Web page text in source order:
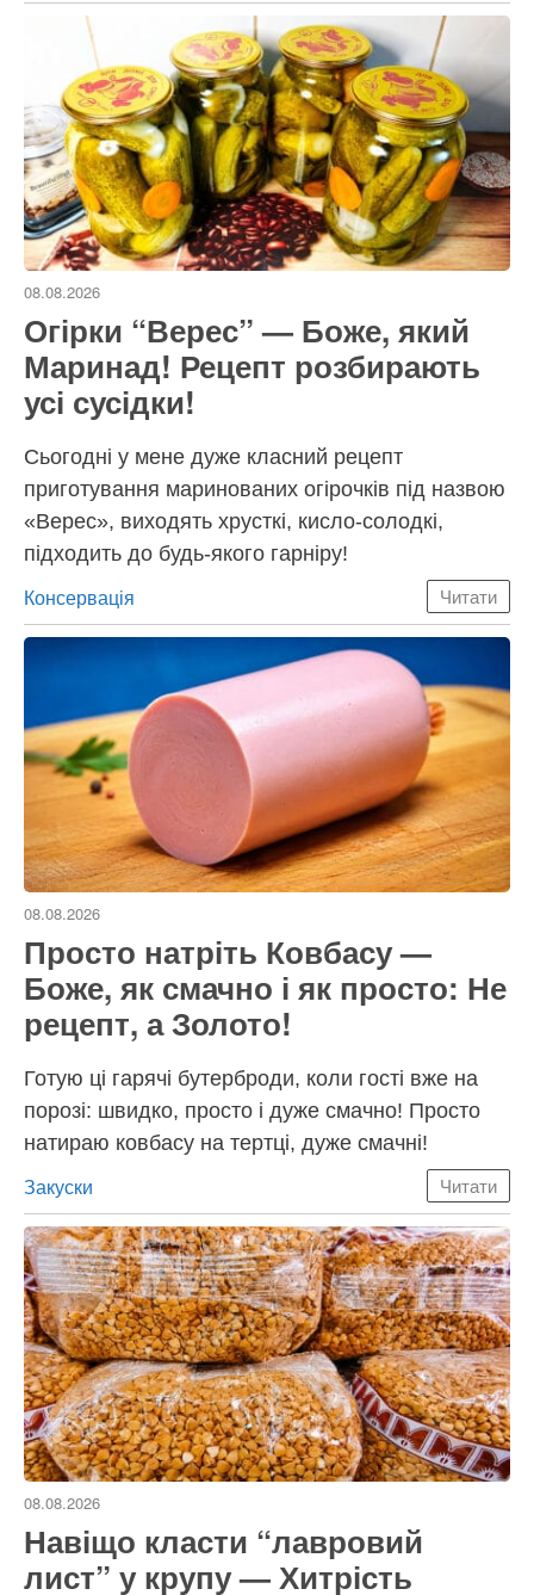
08.08.2026
Огірки “Верес” — Боже, який
Маринад! Рецепт розбирають
усі сусідки!
Сьогодні у мене дуже класний рецепт
приготування маринованих огірочків під назвою
«Верес», виходять хрусткі, кисло-солодкі,
підходить до будь-якого гарніру!
Категорії
Консервація Читати
08.08.2026
Просто натріть Ковбасу —
Боже, як смачно і як просто: Не
рецепт, а Золото!
Готую ці гарячі бутерброди, коли гості вже на
порозі: швидко, просто і дуже смачно! Просто
натираю ковбасу на тертці, дуже смачні!
Категорії
Закуски Читати
08.08.2026
Навіщо класти “лавровий
лист” у крупу — Хитрість